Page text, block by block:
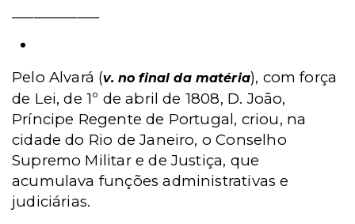
Pelo Alvará (v. no final da matéria), com força
de Lei, de 1º de abril de 1808, D. João,
Príncipe Regente de Portugal, criou, na
cidade do Rio de Janeiro, o Conselho
Supremo Militar e de Justiça, que
acumulava funções administrativas e
judiciárias.